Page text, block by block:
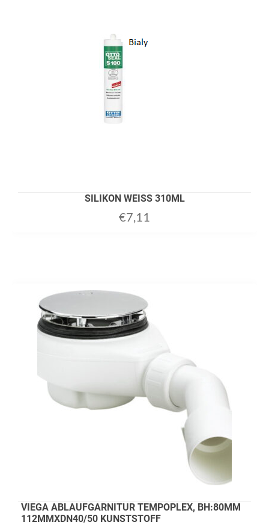
SILIKON WEISS 310ML
€7,11
VIEGA ABLAUFGARNITUR TEMPOPLEX, BH:80MM
112MMXDN40/50 KUNSTSTOFF